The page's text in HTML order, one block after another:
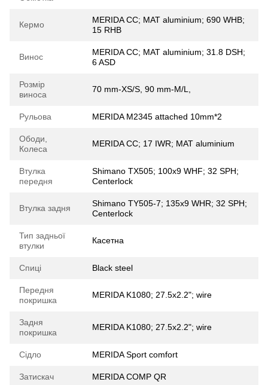
Кермо
MERIDA CC; MAT aluminium; 690 WHB;
15 RHB
Винос
MERIDA CC; MAT aluminium; 31.8 DSH;
6 ASD
Розмір
виноса
70 mm-XS/S, 90 mm-M/L,
Рульова MERIDA M2345 attached 10mm*2
Ободи,
Колеса
MERIDA CC; 17 IWR; MAT aluminium
Втулка
передня
Shimano TX505; 100x9 WHF; 32 SPH;
Centerlock
Втулка задня
Shimano TY505-7; 135x9 WHR; 32 SPH;
Centerlock
Тип задньої
втулки
Касетна
Спиці Black steel
Передня
покришка
MERIDA K1080; 27.5x2.2"; wire
Задня
покришка
MERIDA K1080; 27.5x2.2"; wire
Сідло MERIDA Sport comfort
Затискач MERIDA COMP QR